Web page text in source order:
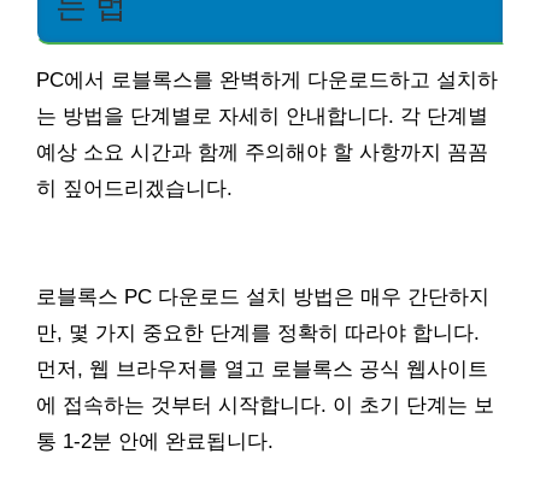
PC에서 로블록스를 완벽하게 다운로드하고 설치하
는 방법을 단계별로 자세히 안내합니다. 각 단계별
예상 소요 시간과 함께 주의해야 할 사항까지 꼼꼼
히 짚어드리겠습니다.
로블록스 PC 다운로드 설치 방법은 매우 간단하지
만, 몇 가지 중요한 단계를 정확히 따라야 합니다.
먼저, 웹 브라우저를 열고 로블록스 공식 웹사이트
에 접속하는 것부터 시작합니다. 이 초기 단계는 보
통 1-2분 안에 완료됩니다.